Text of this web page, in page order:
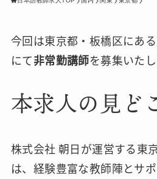
今回は東京都・板橋区にあ
にて非常勤講師を募集いたし
本求人の見ど
株式会社 朝日が運営する東
は、経験豊富な教師陣とサ